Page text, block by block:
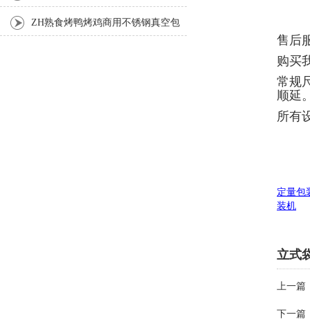
售后
购买
常规
顺延
所有
定量包
装机
立式
上一篇
下一篇
ZH熟食烤鸭烤鸡商用不锈钢真空包